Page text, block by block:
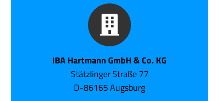
IBA Hartmann GmbH & Co. KG
Stätzlinger Straße 77
D-86165 Augsburg